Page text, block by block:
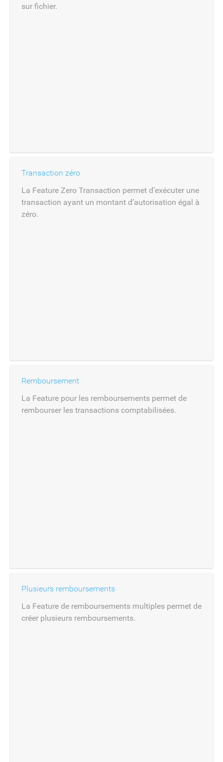
sur fichier.
Transaction zéro
La Feature Zero Transaction permet d’exécuter une
transaction ayant un montant d’autorisation égal à
zéro.
Remboursement
La Feature pour les remboursements permet de
rembourser les transactions comptabilisées.
Plusieurs remboursements
La Feature de remboursements multiples permet de
créer plusieurs remboursements.